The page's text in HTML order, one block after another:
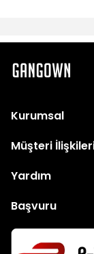
Kurumsal
Müşteri
Yardım
Başvuru